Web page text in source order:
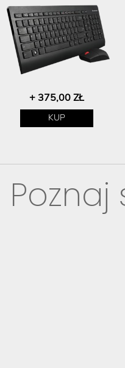
+ 375,00 ZŁ
KUP
Poznaj